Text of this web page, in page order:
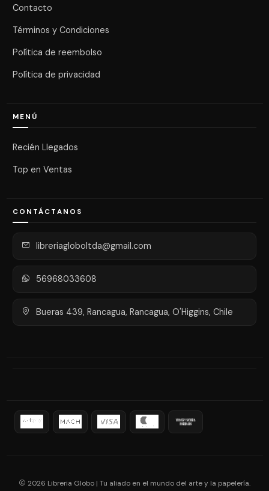
Contacto
Términos y Condiciones
Política de reembolso
Política de privacidad
MENÚ
Recién Llegados
Top en Ventas
CONTÁCTANOS
libreriagloboltda@gmail.com
56968033608
Bueras 439, Rancagua, Rancagua, O'Higgins, Chile
2026 Libreria Globo | Tu aliado en el mundo del arte y la papelería.